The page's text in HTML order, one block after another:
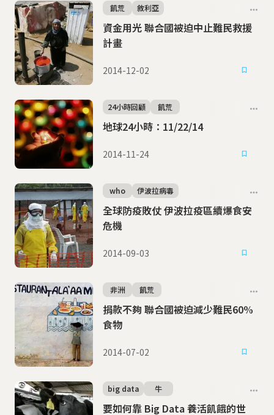
資金用光 聯合國被迫中止難民救援
計畫
飢荒 敘利亞
2014-12-02
地球24小時：11/22/14
24小時回顧 飢荒
2014-11-24
全球防疫敗仗 伊波拉疫區續爆食安
危機
who 伊波拉病毒
2014-09-03
捐款不夠 聯合國被迫減少難民60%
食物
非洲 飢荒
2014-07-02
要如何靠 Big Data 養活飢餓的世
big data 牛